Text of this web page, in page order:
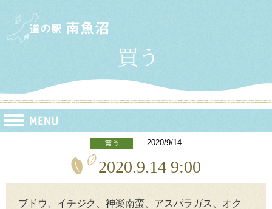
2020/9/14
2020.9.14 9:00
ブドウ、イチジク、神楽南蛮、アスパラガス、オク